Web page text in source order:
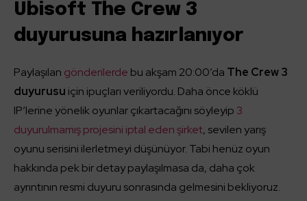
Ubisoft The Crew 3
duyurusuna hazırlanıyor
Paylaşılan gönderilerde bu akşam 20:00’da The Crew 3
duyurusu için ipuçları veriliyordu. Daha önce köklü
IP’lerine yönelik oyunlar çıkartacağını söyleyip 3
duyurulmamış projesini iptal eden şirket, sevilen yarış
oyunu serisini ilerletmeyi düşünüyor. Tabi henüz oyun
hakkında pek bir detay paylaşılmasa da, daha çok
ayrıntının resmi duyuru sonrasında gelmesini bekliyoruz.